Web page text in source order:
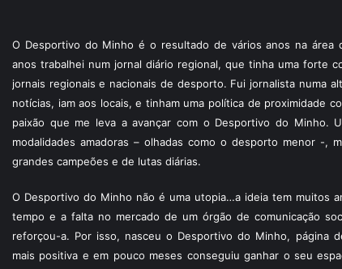
O Desportivo do Minho é o resultado de vários anos na área
anos trabalhei num jornal diário regional, que tinha uma forte
jornais regionais e nacionais de desporto. Fui jornalista numa
notícias, iam aos locais, e tinham uma política de proximidade
paixão que me leva a avançar com o Desportivo do Minho.
modalidades amadoras – olhadas como o desporto menor -,
grandes campeões e de lutas diárias.
O Desportivo do Minho não é uma utopia…a ideia tem muitos
tempo e a falta no mercado de um órgão de comunicação
reforçou-a. Por isso, nasceu o Desportivo do Minho, página
mais positiva e em pouco meses conseguiu ganhar o seu